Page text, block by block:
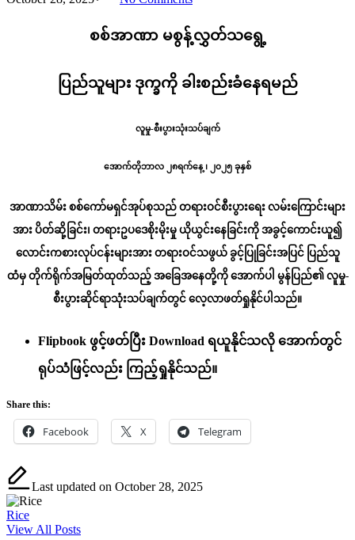
စစ်အာဏာ မစွန့်လွှတ်သရွေ့
ပြည်သူများ ဒုက္ခကို ခါးစည်းခံနေရမည်
လူမှု-စီးပွားသုံးသပ်ချက်
အောက်တိုဘာလ ၂၈ရက်နေ့ ၊ ၂၀၂၅ ခုနှစ်
အာဏာသိမ်း စစ်ကော်မရှင်အုပ်စုသည် တရားဝင်စီးပွားရေး လမ်းကြောင်းများ
အား ပိတ်ဆို့ခြင်း၊ တရားဥပဒေစိုးမိုးမှု ယိုယွင်းနေခြင်းကို အခွင့်ကောင်းယူ၍
လောင်းကစားလုပ်ငန်းများအား တရားဝင်သဖွယ် ခွင့်ပြုခြင်းအပြင် ပြည်သူ
ထံမှ တိုက်ရိုက်အမြတ်ထုတ်သည့် အခြေအနေတို့ကို အောက်ပါ မွန်ပြည်၏ လူမှု-
စီးပွားဆိုင်ရာသုံးသပ်ချက်တွင် လေ့လာဖတ်ရှုနိုင်ပါသည်။
Flipbook ဖွင့်ဖတ်ပြီး ‌Download ရယူနိုင်သလို အောက်တွင်
ရုပ်သံဖြင့်လည်း ကြည့်ရှုနိုင်သည်။
Share this:
Facebook X Telegram
Last updated on October 28, 2025
Rice
View All Posts